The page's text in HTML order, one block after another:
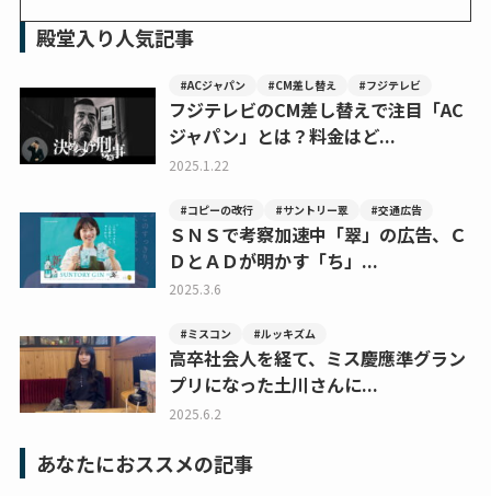
殿堂入り人気記事
#ACジャパン #CM差し替え #フジテレビ
フジテレビのCM差し替えで注目「AC
ジャパン」とは？料金はど...
2025.1.22
#コピーの改行 #サントリー翠 #交通広告
ＳＮＳで考察加速中「翠」の広告、Ｃ
ＤとＡＤが明かす「ち」...
2025.3.6
#ミスコン #ルッキズム
高卒社会人を経て、ミス慶應準グラン
プリになった土川さんに...
2025.6.2
あなたにおススメの記事